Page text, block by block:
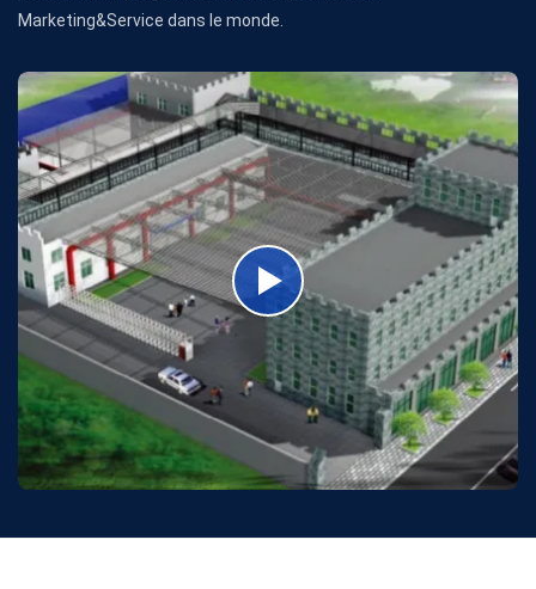
Marketing&Service dans le monde.